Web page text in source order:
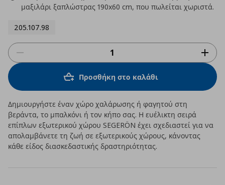
μαξιλάρι ξαπλώστρας 190x60 cm, που πωλείται χωριστά.
205.107.98
Προσθήκη στο καλάθι
Δημιουργήστε έναν χώρο χαλάρωσης ή φαγητού στη
βεράντα, το μπαλκόνι ή τον κήπο σας. Η ευέλικτη σειρά
επίπλων εξωτερικού χώρου SEGERÖN έχει σχεδιαστεί για να
απολαμβάνετε τη ζωή σε εξωτερικούς χώρους, κάνοντας
κάθε είδος διασκεδαστικής δραστηριότητας.